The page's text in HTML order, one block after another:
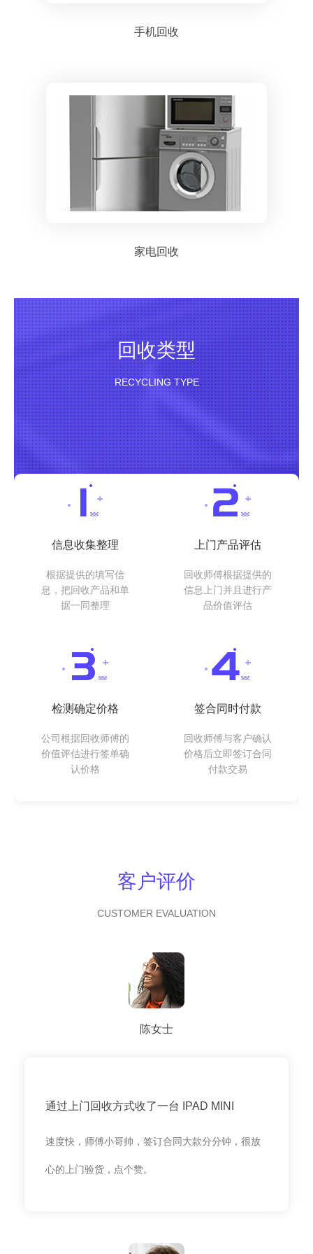
手机回收
家电回收
回收类型
RECYCLING TYPE
信息收集整理
根据提供的填写信
息，把回收产品和单
据一同整理
上门产品评估
回收师傅根据提供的
信息上门并且进行产
品价值评估
检测确定价格
公司根据回收师傅的
价值评估进行签单确
认价格
签合同时付款
回收师傅与客户确认
价格后立即签订合同
付款交易
客户评价
CUSTOMER EVALUATION
陈女士
通过上门回收方式收了一台 IPAD MINI
速度快，师傅小哥帅，签订合同大款分分钟，很放
心的上门验货，点个赞。